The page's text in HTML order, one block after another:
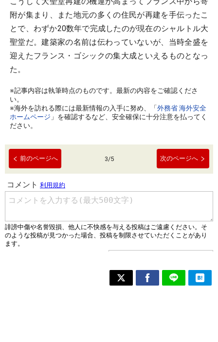
附が集まり、また地元の多くの住民が再建を手伝ったこ
とで、わずか20数年で完成したのが現在のシャルトル大
聖堂だ。建築家の名前は伝わっていないが、当時全盛を
迎えたフランス・ゴシックの集大成といえるものとなっ
た。
※記事内容は執筆時点のものです。最新の内容をご確認くださ
い。
※海外を訪れる際には最新情報の入手に努め、「外務省 海外安全
ホームページ 」を確認するなど、安全確保に十分注意を払ってく
ださい。
前のページへ 3/5 次のページへ